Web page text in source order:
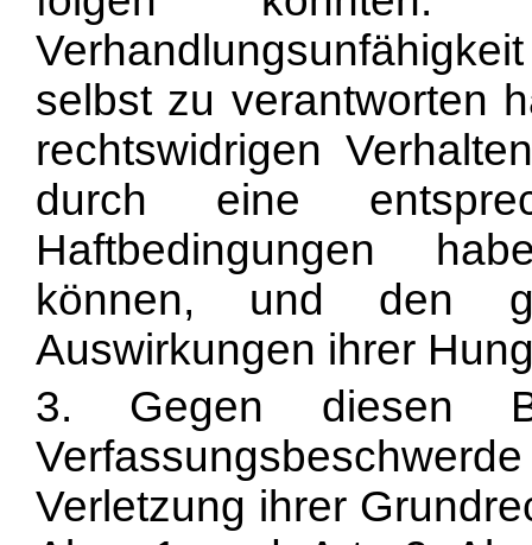
selbst zu verantworten
rechtswidrigen
durch eine
Haftbedingungen
können, und den
Auswirkungen ihrer
3. Gegen diesen
Verletzung ihrer